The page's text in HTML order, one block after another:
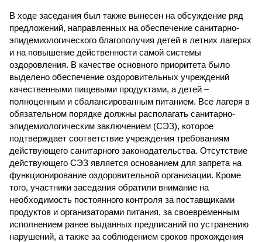
В ходе заседания был также вынесен на обсуждение ряд
предложений, направленных на обеспечение санитарно-
эпидемиологического благополучия детей в летних лагерях
и на повышение действенности самой системы
оздоровления. В качестве основного приоритета было
выделено обеспечение оздоровительных учреждений
качественными пищевыми продуктами, а детей –
полноценным и сбалансированным питанием. Все лагеря в
обязательном порядке должны располагать санитарно-
эпидемиологическим заключением (СЭЗ), которое
подтверждает соответствие учреждения требованиям
действующего санитарного законодательства. Отсутствие
действующего СЭЗ является основанием для запрета на
функционирование оздоровительной организации. Кроме
того, участники заседания обратили внимание на
необходимость постоянного контроля за поставщиками
продуктов и организаторами питания, за своевременным
исполнением ранее выданных предписаний по устранению
нарушений, а также за соблюдением сроков прохождения